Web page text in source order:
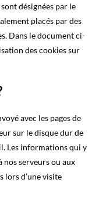
désignées par le
placés par des
Dans le document ci-
des cookies sur
avec les pages de
sur le disque dur de
Les informations qui y
nos serveurs ou aux
lors d’une visite